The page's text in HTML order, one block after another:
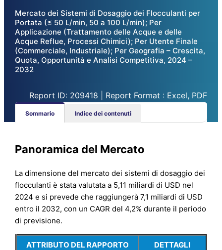
Mercato dei Sistemi di Dosaggio dei Flocculanti per
Portata (≤ 50 L/min, 50 a 100 L/min); Per
Applicazione (Trattamento delle Acque e delle
Acque Reflue, Processi Chimici); Per Utente Finale
(Commerciale, Industriale); Per Geografia – Crescita,
Quota, Opportunità e Analisi Competitiva, 2024 –
2032
Report ID: 209418 | Report Format : Excel, PDF
Sommario Indice dei contenuti
Panoramica del Mercato
La dimensione del mercato dei sistemi di dosaggio dei
flocculanti è stata valutata a 5,11 miliardi di USD nel
2024 e si prevede che raggiungerà 7,1 miliardi di USD
entro il 2032, con un CAGR del 4,2% durante il periodo
di previsione.
ATTRIBUTO DEL RAPPORTO
DETTAGLI